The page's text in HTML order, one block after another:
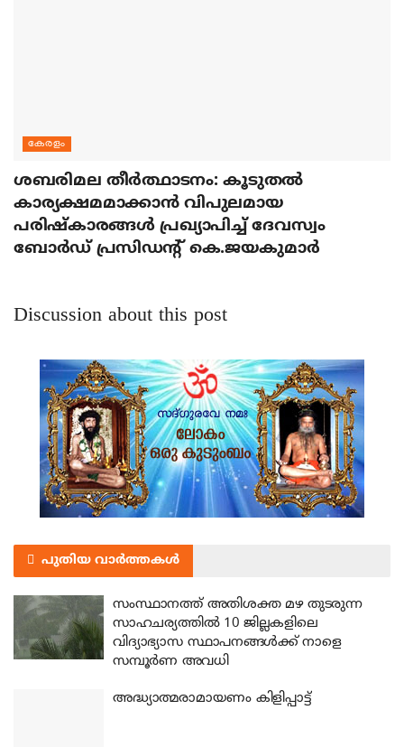
കേരളം
ശബരിമല തീര്‍ത്ഥാടനം: കൂടുതല്‍
കാര്യക്ഷമമാക്കാന്‍ വിപുലമായ
പരിഷ്‌കാരങ്ങള്‍ പ്രഖ്യാപിച്ച് ദേവസ്വം
ബോര്‍ഡ് പ്രസിഡന്റ് കെ.ജയകുമാര്‍
Discussion about this post
പുതിയ വാർത്തകൾ
സംസ്ഥാനത്ത് അതിശക്ത മഴ തുടരുന്ന
സാഹചര്യത്തിൽ 10 ജില്ലകളിലെ
വിദ്യാഭ്യാസ സ്ഥാപനങ്ങൾക്ക് നാളെ
സമ്പൂർണ അവധി
അദ്ധ്യാത്മരാമായണം കിളിപ്പാട്ട്